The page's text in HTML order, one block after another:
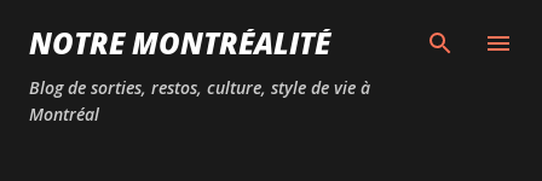
Passer au contenu principal
NOTRE MONTRÉALITÉ
Blog de sorties, restos, culture, style de vie à
Montréal